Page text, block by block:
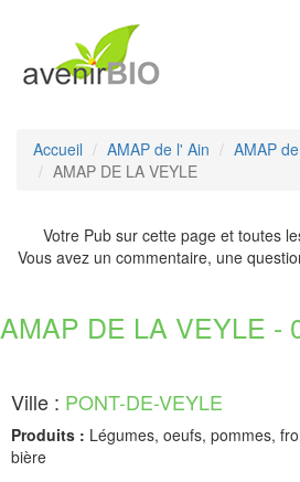
Accueil AMAP de l' Ain
AMAP
AMAP DE LA VEYLE
Votre Pub sur cette page et toutes
Vous avez un commentaire, une
AMAP DE LA VEYLE -
Ville : PONT-DE-VEYLE
Produits : Légumes, oeufs, pommes,
bière